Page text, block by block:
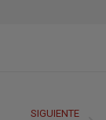
SIGUIENTE